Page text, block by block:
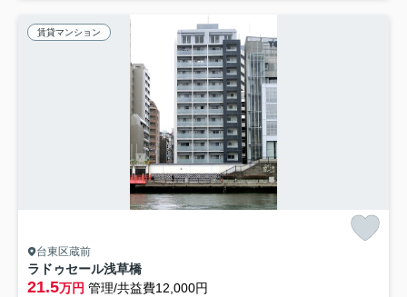
賃貸マンション
台東区蔵前
ラドゥセール浅草橋
21.5万円 管理/共益費12,000円